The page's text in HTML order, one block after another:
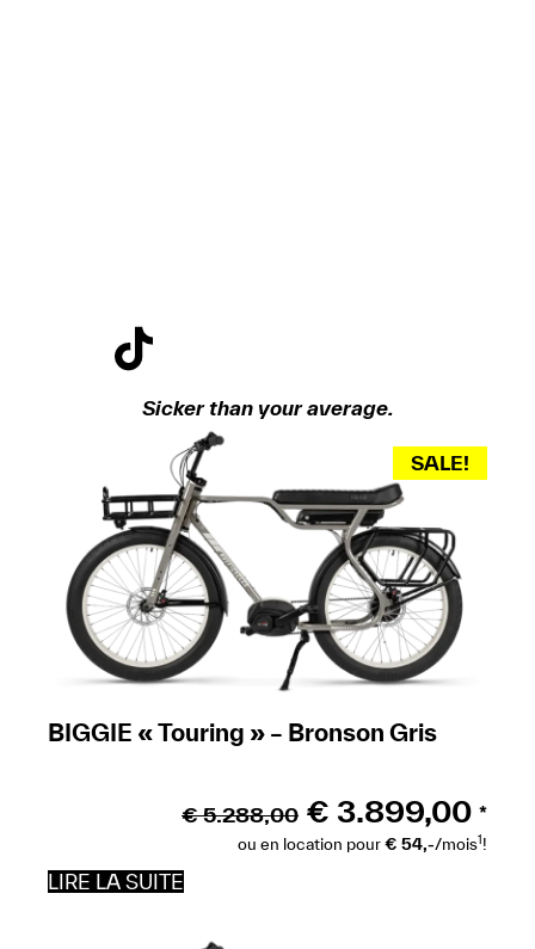
Sicker than your average.
SALE!
BIGGIE « Touring » – Bronson Gris
€5.288,00 € 3.899,00 *
ou en location pour€ 54,-/mois1 !
LIRE LA SUITE